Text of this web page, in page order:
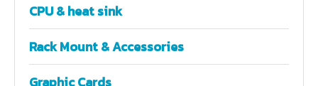
CPU & heat sink
Rack Mount & Accessories
Graphic Cards